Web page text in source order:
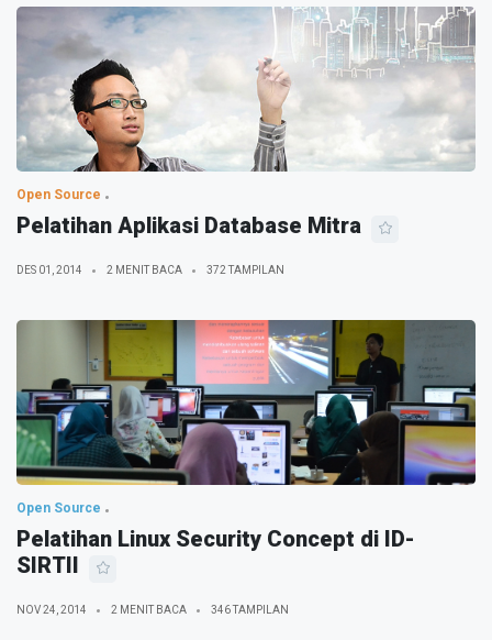
Open Source
Pelatihan Aplikasi Database Mitra
DES 01, 2014 2 MENIT BACA 372 TAMPILAN
Open Source
Pelatihan Linux Security Concept di ID-
SIRTII
NOV 24, 2014 2 MENIT BACA 346 TAMPILAN